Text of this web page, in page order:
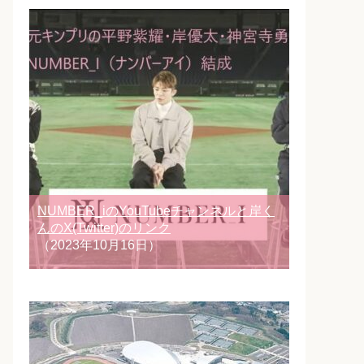
NUMBER_iのYouTubeチャンネルと岸く
んのX(Twitter)のリンク
（2023年10月16日）